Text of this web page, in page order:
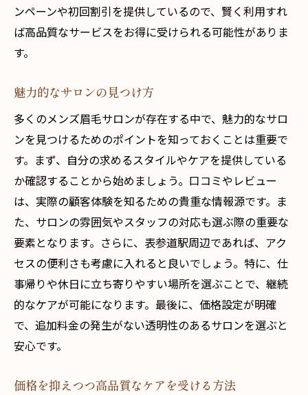
ンペーンや初回割引を提供しているので、賢く利用すれ
ば高品質なサービスをお得に受けられる可能性がありま
す。
魅力的なサロンの見つけ方
多くのメンズ眉毛サロンが存在する中で、魅力的なサロ
ンを見つけるためのポイントを知っておくことは重要で
す。まず、自分の求めるスタイルやケアを提供している
か確認することから始めましょう。口コミやレビュー
は、実際の顧客体験を知るための貴重な情報源です。ま
た、サロンの雰囲気やスタッフの対応も選ぶ際の重要な
要素となります。さらに、表参道駅周辺であれば、アク
セスの便利さも考慮に入れると良いでしょう。特に、仕
事帰りや休日に立ち寄りやすい場所を選ぶことで、継続
的なケアが可能になります。最後に、価格設定が明確
で、追加料金の発生がない透明性のあるサロンを選ぶと
安心です。
価格を抑えつつ高品質なケアを受ける方法